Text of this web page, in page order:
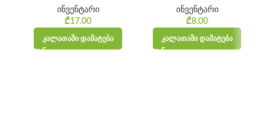
ინვენტარი
₾17.00
ᲙᲐᲚᲐᲗᲐᲨᲘ ᲓᲐᲛᲐᲢᲔᲑᲐ
ინვენტარი
₾8.00
ᲙᲐᲚᲐᲗᲐᲨᲘ ᲓᲐᲛᲐᲢᲔᲑᲐ